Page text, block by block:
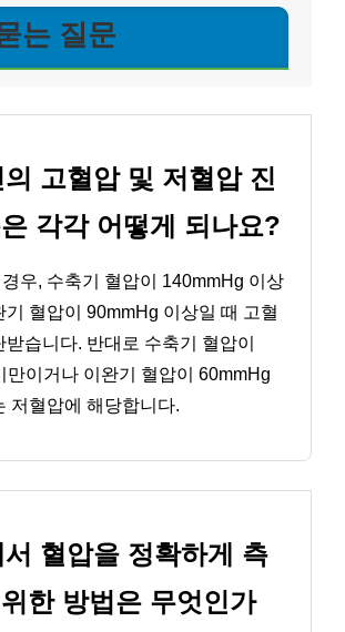
는 질문
의 고혈압 및 저혈압 진
각각 어떻게 되나요?
우, 수축기 혈압이 140mmHg 이상
기 혈압이 90mmHg 이상일 때 고혈
받습니다. 반대로 수축기 혈압이
만이거나 이완기 혈압이 60mmHg
저혈압에 해당합니다.
서 혈압을 정확하게 측
한 방법은 무엇인가